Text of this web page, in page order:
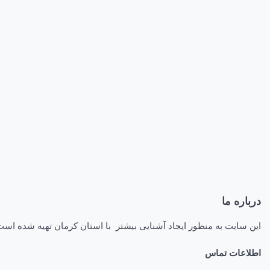
درباره ما
این سایت به منظور ایجاد آشنایی بیشتر با استان کرمان تهیه شده
اطلاعات تماس